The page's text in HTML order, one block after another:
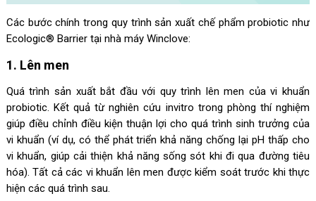
Các bước chính trong quy trình sản xuất chế phẩm probiotic như
Ecologic® Barrier tại nhà máy Winclove:
1. Lên men
Quá trình sản xuất bắt đầu với quy trình lên men của vi khuẩn
probiotic. Kết quả từ nghiên cứu invitro trong phòng thí nghiệm
giúp điều chỉnh điều kiện thuận lợi cho quá trình sinh trưởng của
vi khuẩn (ví dụ, có thể phát triển khả năng chống lại pH thấp cho
vi khuẩn, giúp cải thiện khả năng sống sót khi đi qua đường tiêu
hóa). Tất cả các vi khuẩn lên men được kiểm soát trước khi thực
hiện các quá trình sau.